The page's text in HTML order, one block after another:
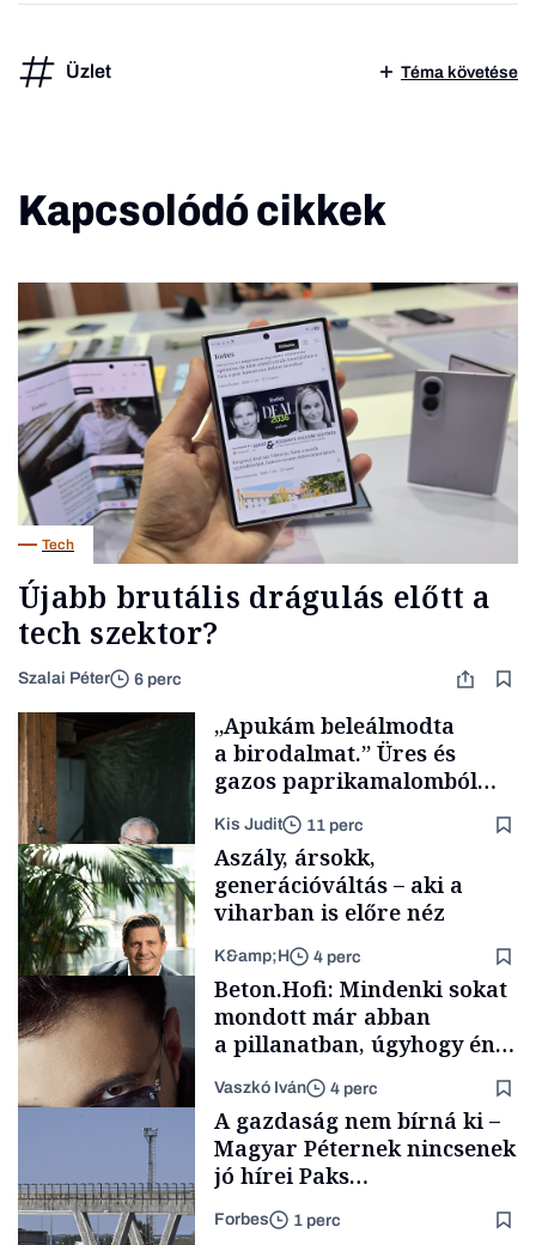
Üzlet Téma követése
Kapcsolódó cikkek
Tech
Újabb brutális drágulás előtt a
tech szektor?
Szalai Péter 6 perc
Családi
vállalkozások
„Apukám beleálmodta
a birodalmat.” Üres és
gazos paprikamalomból
lett az igazi családi
fűszersztori
Kis Judit 11 perc
TÁMOGATÓI
Aszály, ársokk,
generációváltás – aki a
viharban is előre néz
K&amp;H 4 perc
Forbes-sztori
Beton.Hofi: Mindenki sokat
mondott már abban
a pillanatban, úgyhogy én
a legsarkosabb
gondolataimat akartam
kimondani
Vaszkó Iván 4 perc
A gazdaság nem bírná ki –
Magyar Péternek nincsenek
jó hírei Paks
újraindításáról
Forbes 1 perc